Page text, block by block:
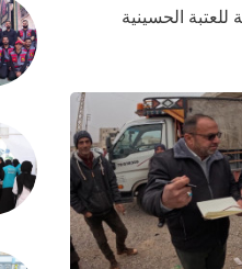
الحسينية